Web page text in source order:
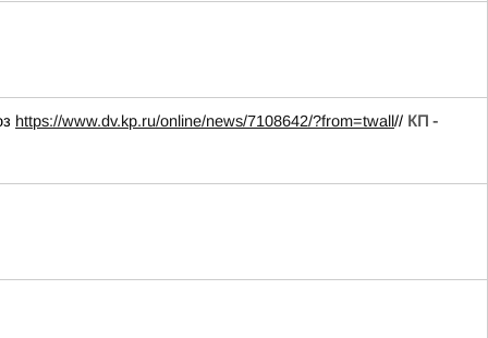
https://www.dv.kp.ru/online/news/7108642/?from=twall// КП -